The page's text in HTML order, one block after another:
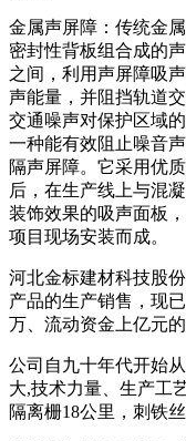
金属声屏障：传统金
密封性背板组合成的
之间，利用声屏障吸
声能量，并阻挡轨道
交通噪声对保护区域
一种能有效阻止噪音
隔声屏障。它采用优
后，在生产线上与混
装饰效果的吸声面板
项目现场安装而成。
河北金标建材科技股
产品的生产销售，现
万、流动资金上亿元
公司自九十年代开始
大,技术力量、生产工
隔离栅18公里，刺铁丝